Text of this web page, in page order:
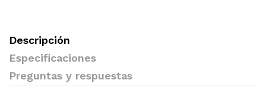
Descripción
Especificaciones
Preguntas y respuestas